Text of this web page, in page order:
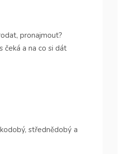
pronajmout?
čeká a na co si dát
střednědobý a